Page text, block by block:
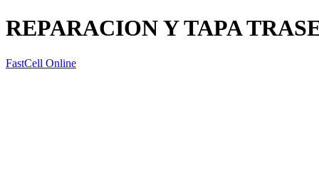
REPARACION Y TAPA
FastCell Online